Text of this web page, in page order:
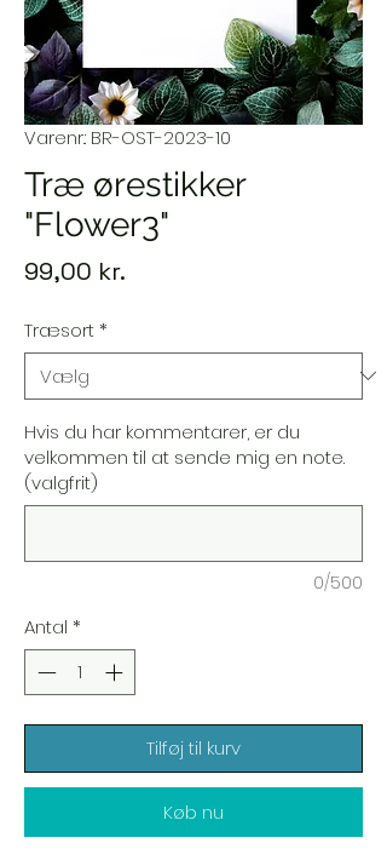
Varenr.: BR-OST-2023-10
Træ ørestikker
"Flower3"
99,00 kr.
Træsort*
Hvis du har kommentarer, er du
velkommen til at sende mig en note.
(valgfrit)
0/500
Antal *
Tilføj til kurv
Køb nu